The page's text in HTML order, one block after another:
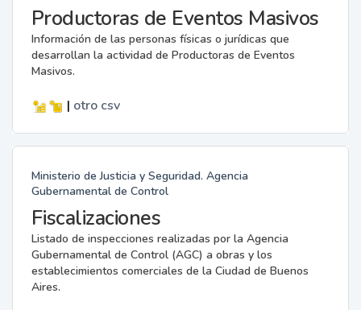
Productoras de Eventos Masivos
Información de las personas físicas o jurídicas que
desarrollan la actividad de Productoras de Eventos
Masivos.
| otro csv
Ministerio de Justicia y Seguridad. Agencia
Gubernamental de Control
Fiscalizaciones
Listado de inspecciones realizadas por la Agencia
Gubernamental de Control (AGC) a obras y los
establecimientos comerciales de la Ciudad de Buenos
Aires.